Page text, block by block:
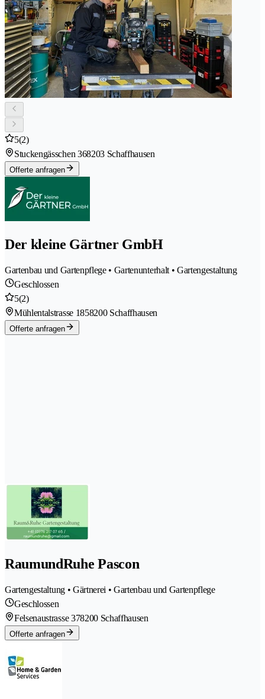
5(2)
Stuckengässchen 368203 Schaffhausen
Offerte anfragen
Der kleine Gärtner GmbH
Gartenbau und Gartenpflege • Gartenunterhalt • Gartengestaltung
Geschlossen
5(2)
Mühlentalstrasse 1858200 Schaffhausen
Offerte anfragen
RaumundRuhe Pascon
Gartengestaltung • Gärtnerei • Gartenbau und Gartenpflege
Geschlossen
Felsenaustrasse 378200 Schaffhausen
Offerte anfragen